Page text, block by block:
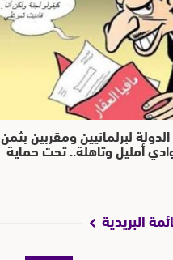
لبرلمانيين ومقربين بثمن
أمليل وتاهلة.. تحت حماية
البريدية